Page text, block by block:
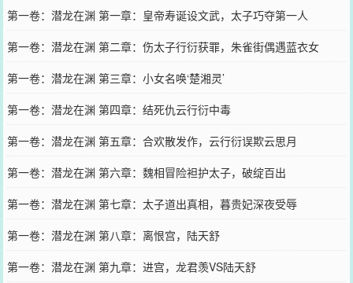
第一卷：潜龙在渊 第一章：皇帝寿诞设文武，太子巧夺第一人
第一卷：潜龙在渊 第二章：伤太子行衍获罪，朱雀街偶遇蓝衣女
第一卷：潜龙在渊 第三章：小女名唤‘楚湘灵’
第一卷：潜龙在渊 第四章：结死仇云行衍中毒
第一卷：潜龙在渊 第五章：合欢散发作，云行衍误欺云思月
第一卷：潜龙在渊 第六章：魏相冒险袒护太子，破绽百出
第一卷：潜龙在渊 第七章：太子道出真相，暮贵妃深夜受辱
第一卷：潜龙在渊 第八章：离恨宫，陆天舒
第一卷：潜龙在渊 第九章：进宫，龙君羡VS陆天舒